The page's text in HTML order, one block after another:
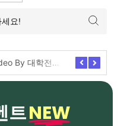
Video By 대학전쟁 시즌 3 전편 공개 완료!
트NEW